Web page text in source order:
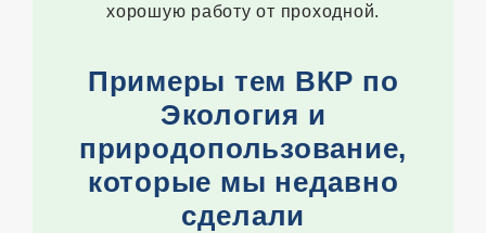
хорошую работу от проходной.
Примеры тем ВКР по
Экология и
природопользование,
которые мы недавно
сделали